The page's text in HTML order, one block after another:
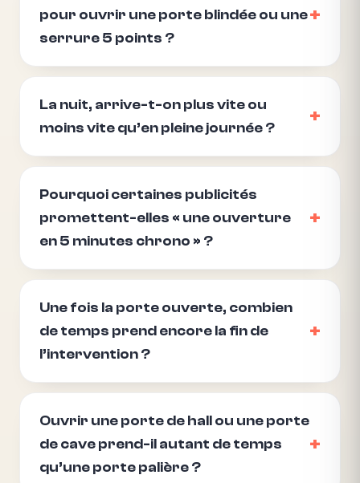
pour ouvrir une porte blindée ou une
serrure 5 points ?
La nuit, arrive-t-on plus vite ou
moins vite qu’en pleine journée ?
Pourquoi certaines publicités
promettent-elles « une ouverture
en 5 minutes chrono » ?
Une fois la porte ouverte, combien
de temps prend encore la fin de
l’intervention ?
Ouvrir une porte de hall ou une porte
de cave prend-il autant de temps
qu’une porte palière ?